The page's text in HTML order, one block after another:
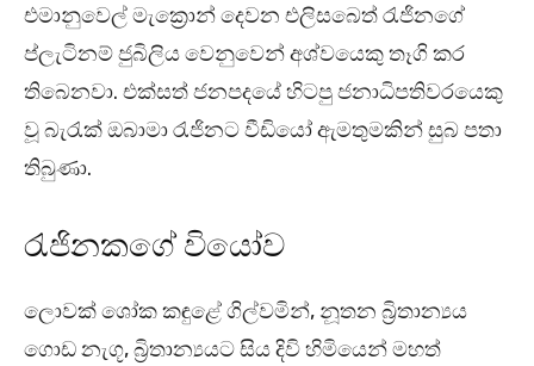
එමානුවෙල් මැක්‍රොන් දෙවන එලිසබෙත් රැජිනගේ
ප්ලැටිනම් ජුබිලිය වෙනුවෙන් අශ්වයෙකු තෑගි කර
තිබෙනවා. එක්සත් ජනපදයේ හිටපු ජනාධිපතිවරයෙකු
වූ බැරැක් ඔබාමා රැජිනට වීඩියෝ ඇමතුමකින් සුබ පතා
තිබුණා.
රැජිනකගේ වියෝව
ලොවක් ශෝක කඳුළේ ගිල්වමින්, නූතන බ්‍රිතාන්‍යය
ගොඩ නැගූ, බ්‍රිතාන්‍යයට සිය දිවි හිමියෙන් මහත්